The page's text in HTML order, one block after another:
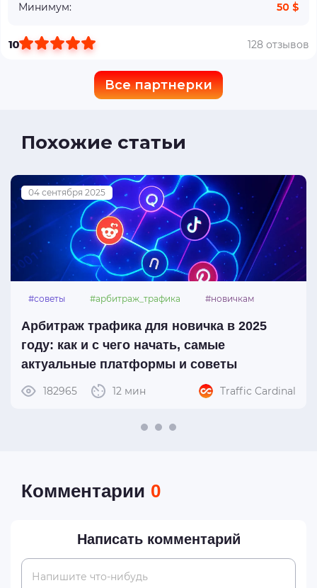
Минимум:
50 $
10 128 отзывов
Все партнерки
Похожие статьи
04 сентября 2025
#советы #арбитраж_трафика
#новичкам
Арбитраж трафика для новичка в 2025
году: как и с чего начать, самые
актуальные платформы и советы
182965 12 мин Traffic Cardinal
Комментарии 0
Написать комментарий
Напишите что-нибудь